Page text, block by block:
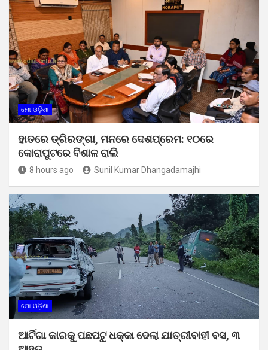
ମୋ ଓଡ଼ିଶା
ହାତରେ ତ୍ରିରଙ୍ଗା, ମନରେ ଦେଶପ୍ରେମ: ୧୦ରେ
କୋରାପୁଟରେ ବିଶାଳ ରାଲି
8 hours ago Sunil Kumar Dhangadamajhi
ମୋ ଓଡ଼ିଶା
ଆର୍ଟିଗା କାରକୁ ପଛପଟୁ ଧକ୍କା ଦେଲା ଯାତ୍ରୀବାହୀ ବସ, ୩